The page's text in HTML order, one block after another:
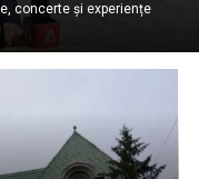
concerte și experiențe